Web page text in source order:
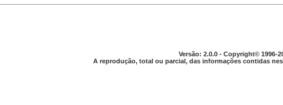
Versão: 2.0.0 - Copyright© 1996-
A reprodução, total ou parcial, das informações contidas